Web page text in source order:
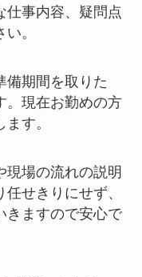
仕事内容、疑問点
。
備期間を取りた
。現在お勤めの方
す。
現場の流れの説明
せきりにせず、
きますので安心で